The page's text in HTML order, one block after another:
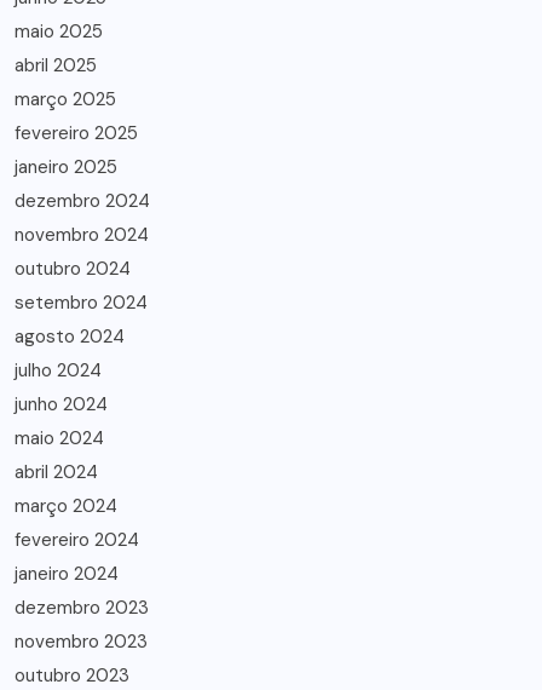
maio 2025
abril 2025
março 2025
fevereiro 2025
janeiro 2025
dezembro 2024
novembro 2024
outubro 2024
setembro 2024
agosto 2024
julho 2024
junho 2024
maio 2024
abril 2024
março 2024
fevereiro 2024
janeiro 2024
dezembro 2023
novembro 2023
outubro 2023